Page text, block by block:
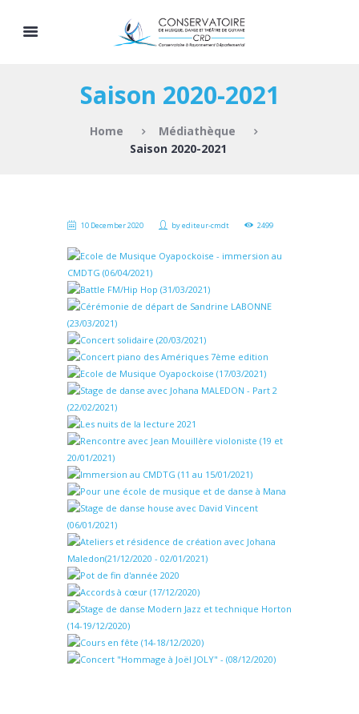
Saison 2020-2021
Home
Médiathèque
Saison 2020-2021
10 December 2020 byediteur-cmdt 2499